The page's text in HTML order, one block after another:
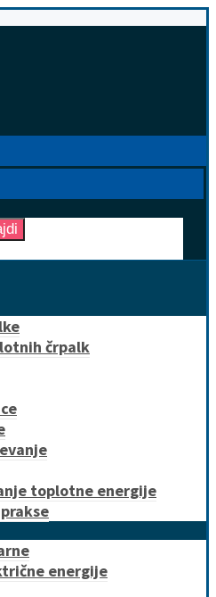
črpalk
toplotne energije
energije